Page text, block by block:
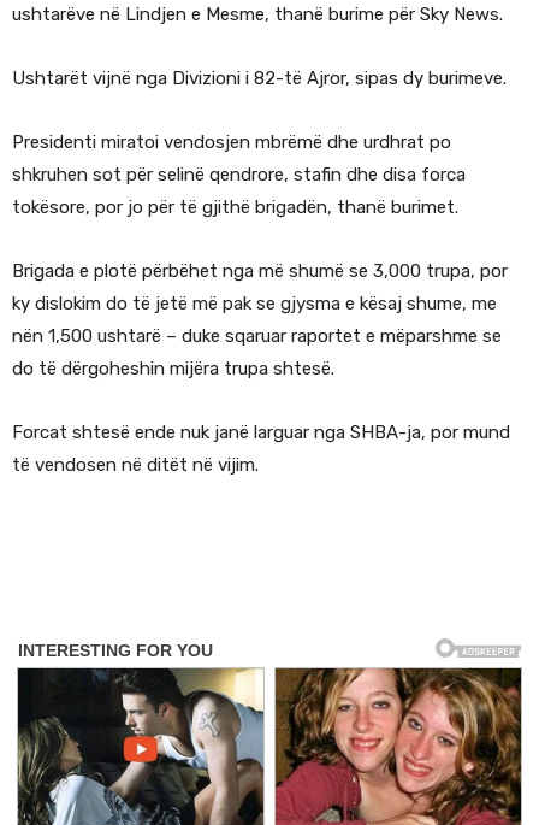
ushtarëve në Lindjen e Mesme, thanë burime për Sky News.
Ushtarët vijnë nga Divizioni i 82-të Ajror, sipas dy burimeve.
Presidenti miratoi vendosjen mbrëmë dhe urdhrat po
shkruhen sot për selinë qendrore, stafin dhe disa forca
tokësore, por jo për të gjithë brigadën, thanë burimet.
Brigada e plotë përbëhet nga më shumë se 3,000 trupa, por
ky dislokim do të jetë më pak se gjysma e kësaj shume, me
nën 1,500 ushtarë – duke sqaruar raportet e mëparshme se
do të dërgoheshin mijëra trupa shtesë.
Forcat shtesë ende nuk janë larguar nga SHBA-ja, por mund
të vendosen në ditët në vijim.